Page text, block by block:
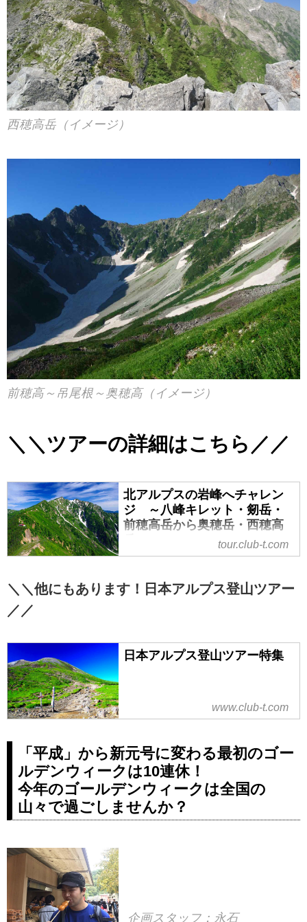
西穂高岳（イメージ）
前穂高～吊尾根～奥穂高（イメージ）
＼＼ツアーの詳細はこちら／／
北アルプスの岩峰へチャレン
ジ ～八峰キレット・剱岳・
前穂高岳から奥穂岳・西穂高
tour.club-t.com
＼＼他にもあります！日本アルプス登山ツアー
／／
日本アルプス登山ツアー特集
www.club-t.com
「平成」から新元号に変わる最初のゴー
ルデンウィークは10連休！
今年のゴールデンウィークは全国の
山々で過ごしませんか？
企画スタッフ：永石